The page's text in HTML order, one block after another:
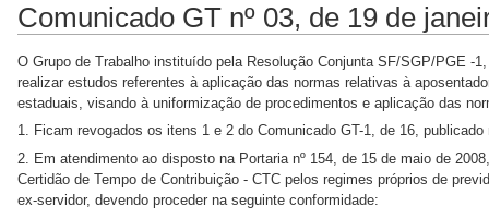
Comunicado GT nº 03, de 19 de
O Grupo de Trabalho instituído pela Resolução Conjunta SF/SGP/PGE -
realizar estudos referentes à aplicação das normas relativas à
estaduais, visando à uniformização de procedimentos e aplicação das
1. Ficam revogados os itens 1 e 2 do Comunicado GT-1, de 16,
2. Em atendimento ao disposto na Portaria nº 154, de 15 de maio de
Certidão de Tempo de Contribuição - CTC pelos regimes próprios de
ex-servidor, devendo proceder na seguinte conformidade: